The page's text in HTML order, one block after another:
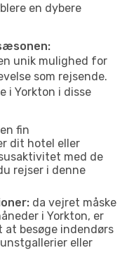
en dybere
unik mulighed for
som rejsende.
i Yorkton i disse
fin
dit hotel eller
med de
rejser i denne
da vejret måske
i Yorkton, er
besøge indendørs
eller